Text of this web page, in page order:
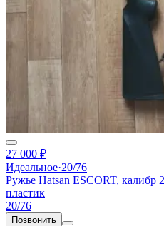
27 000 ₽
Идеальное·20/76
Ружье Hatsan ESCORT,
пластик
20/76
Позвонить